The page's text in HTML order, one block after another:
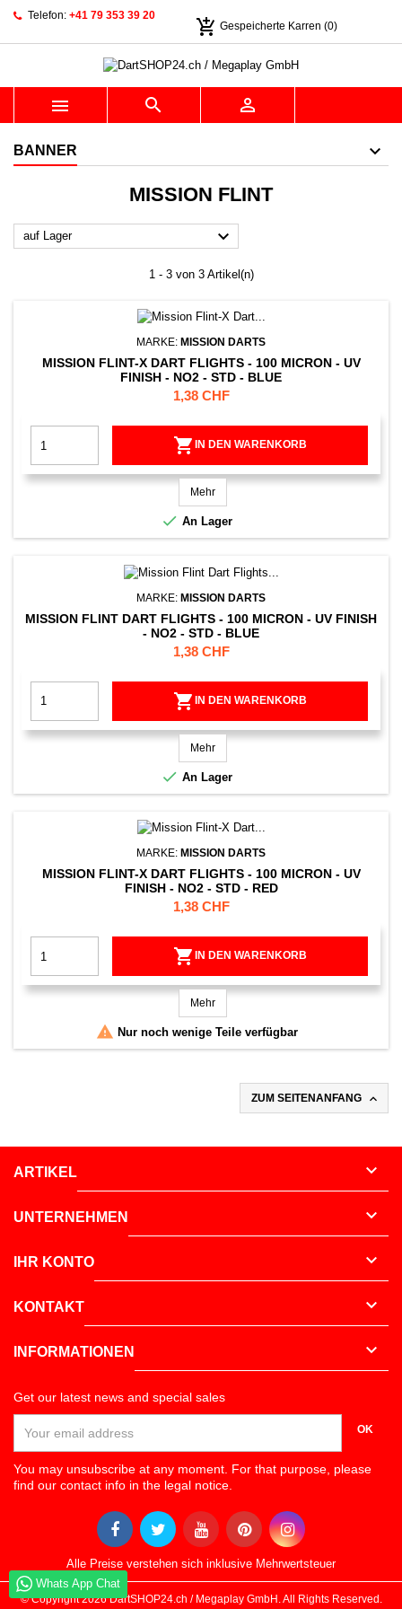
Telefon: +41 79 353 39 20
add_shopping_cart Gespeicherte Karren (0)
  
BANNER
MISSION FLINT
auf Lager 
1 - 3 von 3 Artikel(n)
MARKE: MISSION DARTS
MISSION FLINT-X DART FLIGHTS - 100 MICRON - UV
FINISH - NO2 - STD - BLUE
Preis
1,38 CHF
 IN DEN WARENKORB
Mehr
 An Lager
MARKE: MISSION DARTS
MISSION FLINT DART FLIGHTS - 100 MICRON - UV FINISH
- NO2 - STD - BLUE
Preis
1,38 CHF
 IN DEN WARENKORB
Mehr
 An Lager
MARKE: MISSION DARTS
MISSION FLINT-X DART FLIGHTS - 100 MICRON - UV
FINISH - NO2 - STD - RED
Preis
1,38 CHF
 IN DEN WARENKORB
Mehr
 Nur noch wenige Teile verfügbar
ZUM SEITENANFANG 
ARTIKEL 
UNTERNEHMEN 
IHR KONTO 
KONTAKT 
INFORMATIONEN 
Get our latest news and special sales
OK
You may unsubscribe at any moment. For that purpose, please
find our contact info in the legal notice.
Alle Preise verstehen sich inklusive Mehrwertsteuer
© Copyright 2026 DartSHOP24.ch / Megaplay GmbH. All Rights Reserved.
Whats App Chat
Whats App Chat